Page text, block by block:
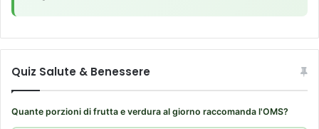
Quiz Salute & Benessere
Quante porzioni di frutta e verdura al giorno raccomanda l'OMS?